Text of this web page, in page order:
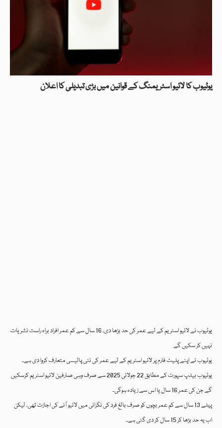
یوٹیوب کا لائیو اسٹریمنگ کے قوانین میں بڑی تبدیلی کا اعلان
یوٹیوب نے لائیو اسٹریم کے لیے عمر کی حد بڑھا دی، 16 سال سے کم عمر افراد براہ راست نشریات
نہیں کر سکیں گے
یوٹیوب نے اپنے پلیٹ فارم پر لائیو اسٹریم کے لیے عمر کی نئی پالیسی متعارف کروا دی ہے۔
یوٹیوب ہیلپ سپورٹ کے مطابق 22 جولائی 2025 سے صرف وہی صارفین لائیو اسٹریم کرسکیں
گے جن کی عمر 16 سال یا اس سے زیادہ ہوگی۔
پہلے 13 سال سے کم عمر بچوں کو صرف بالغ فرد کی نگرانی میں لائیو آنے کی اجازت تھی، لیکن
اب یہ حد بڑھا کر 15 سال کر دی گئی ہے۔